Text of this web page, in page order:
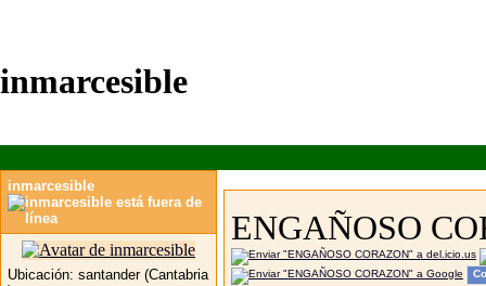
inmarcesible
ENGAÑOSO
inmarcesible
Ubicación: santander (Cantabria